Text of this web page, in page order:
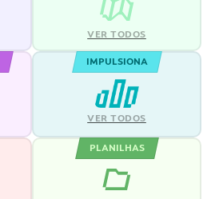
VER TODOS
IMPULSIONA
VER TODOS
PLANILHAS